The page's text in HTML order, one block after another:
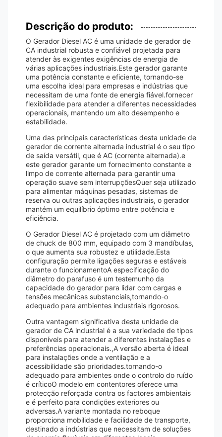
Descrição do produto:
O Gerador Diesel AC é uma unidade de gerador de
CA industrial robusta e confiável projetada para
atender às exigentes exigências de energia de
várias aplicações industriais.Este gerador garante
uma potência constante e eficiente, tornando-se
uma escolha ideal para empresas e indústrias que
necessitam de uma fonte de energia fiável.fornecer
flexibilidade para atender a diferentes necessidades
operacionais, mantendo um alto desempenho e
estabilidade.
Uma das principais características desta unidade de
gerador de corrente alternada industrial é o seu tipo
de saída versátil, que é AC (corrente alternada).e
este gerador garante um fornecimento constante e
limpo de corrente alternada para garantir uma
operação suave sem interrupçõesQuer seja utilizado
para alimentar máquinas pesadas, sistemas de
reserva ou outras aplicações industriais, o gerador
mantém um equilíbrio óptimo entre potência e
eficiência.
O Gerador Diesel AC é projetado com um diâmetro
de chuck de 800 mm, equipado com 3 mandíbulas,
o que aumenta sua robustez e utilidade.Esta
configuração permite ligações seguras e estáveis
durante o funcionamentoA especificação do
diâmetro do parafuso é um testemunho da
capacidade do gerador para lidar com cargas e
tensões mecânicas substanciais,tornando-o
adequado para ambientes industriais rigorosos.
Outra vantagem significativa desta unidade de
gerador de CA industrial é a sua variedade de tipos
disponíveis para atender a diferentes instalações e
preferências operacionais.,A versão aberta é ideal
para instalações onde a ventilação e a
acessibilidade são prioridades.tornando-o
adequado para ambientes onde o controlo do ruído
é críticoO modelo em contentores oferece uma
protecção reforçada contra os factores ambientais
e é perfeito para condições exteriores ou
adversas.A variante montada no reboque
proporciona mobilidade e facilidade de transporte,
destinado a indústrias que necessitam de soluções